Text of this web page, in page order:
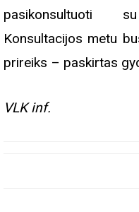
pasikonsultuoti
Konsultacijos metu
prireiks – paskirtas
VLK inf.